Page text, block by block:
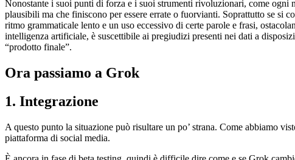
Nonostante i suoi punti di forza e i suoi strumenti rivoluzionari, come ogni
plausibili ma che finiscono per essere errate o fuorvianti. Soprattutto se si
ritmo grammaticale lento e un uso eccessivo di certe parole e frasi,
intelligenza artificiale, è suscettibile ai pregiudizi presenti nei dati a
“prodotto finale”.
Ora passiamo a Grok
1. Integrazione
A questo punto la situazione può risultare un po’ strana. Come abbiamo
piattaforma di social media.